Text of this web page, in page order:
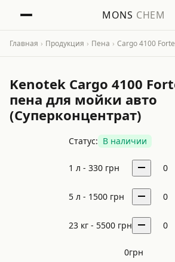
MONS CHEM
Главная › Продукция › Пена › Cargo 4100 Forte
Kenotek Cargo 4100
пена для мойки авто
(Суперконцентрат)
Статус: В наличии
1 л - 330 грн 0
5 л - 1500 грн 0
23 кг - 5500 грн 0
0грн